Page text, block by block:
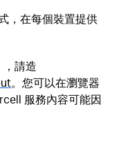
，在每個裝置提供
請造
。您可以在瀏覽器
服務內容可能因